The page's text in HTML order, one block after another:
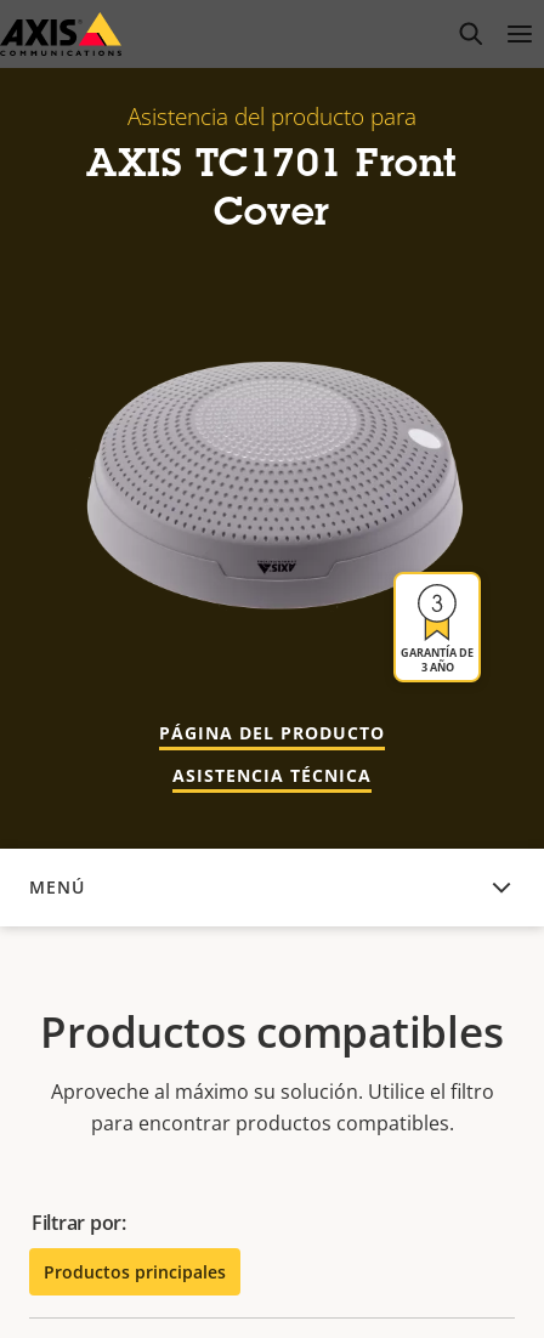
Saltar
al
open
Asistencia del producto para
AXIS TC1701 Front
Cover
GARANTÍA DE
3 AÑO
PÁGINA DEL PRODUCTO
ASISTENCIA TÉCNICA
MENÚ
PRODUCTOS COMPATIBLES
Productos compatibles
Aproveche al máximo su solución. Utilice el filtro
para encontrar productos compatibles.
Filtrar por:
Productos principales